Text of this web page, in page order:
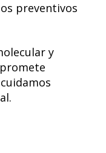
preventivos
y